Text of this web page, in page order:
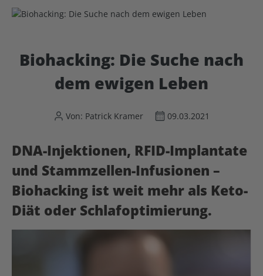
Biohacking: Die Suche nach
dem ewigen Leben
Von: Patrick Kramer 09.03.2021
DNA-Injektionen, RFID-Implantate
und Stammzellen-Infusionen –
Biohacking ist weit mehr als Keto-
Diät oder Schlafoptimierung.